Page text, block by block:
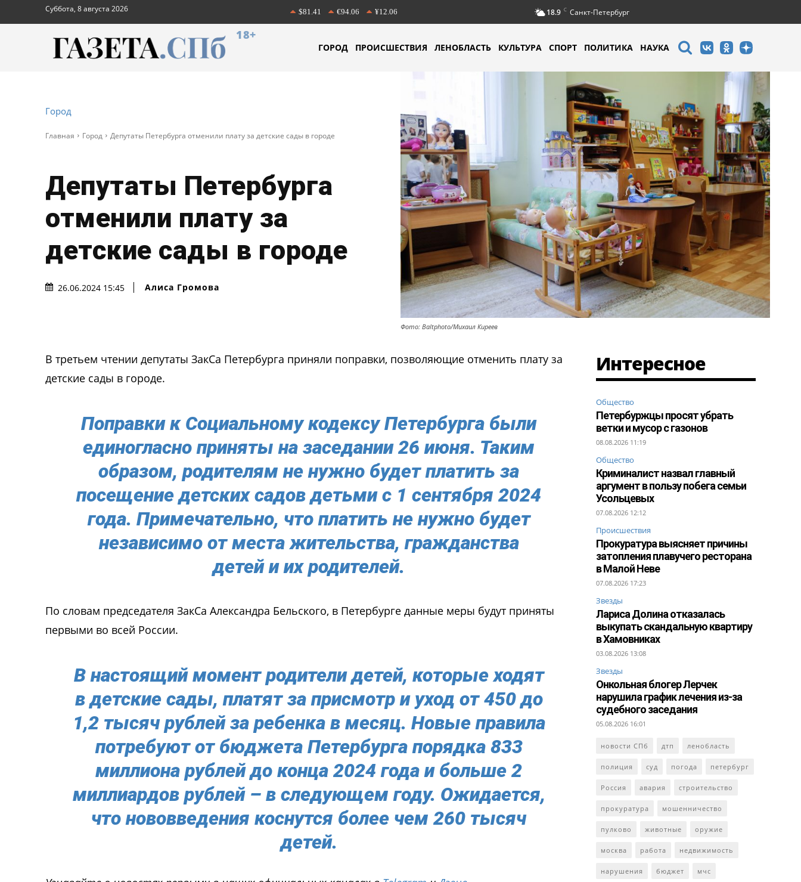
Суббота, 8 августа 2026 $81.41 €94.06 ¥12.06 18.9 C Санкт-Петербург
18+
ГОРОД ПРОИСШЕСТВИЯ ЛЕНОБЛАСТЬ КУЛЬТУРА СПОРТ ПОЛИТИКА НАУКА
Город
Главная Город Депутаты Петербурга отменили плату за детские сады в городе
Депутаты Петербурга
отменили плату за
детские сады в городе
26.06.2024 15:45 Алиса Громова
Фото: Baltphoto/Михаил Киреев
В третьем чтении депутаты ЗакСа Петербурга приняли поправки, позволяющие отменить плату за
детские сады в городе.
Поправки к Социальному кодексу Петербурга были
единогласно приняты на заседании 26 июня. Таким
образом, родителям не нужно будет платить за
посещение детских садов детьми с 1 сентября 2024
года. Примечательно, что платить не нужно будет
независимо от места жительства, гражданства
детей и их родителей.
По словам председателя ЗакСа Александра Бельского, в Петербурге данные меры будут приняты
первыми во всей России.
В настоящий момент родители детей, которые ходят
в детские сады, платят за присмотр и уход от 450 до
1,2 тысяч рублей за ребенка в месяц. Новые правила
потребуют от бюджета Петербурга порядка 833
миллиона рублей до конца 2024 года и больше 2
миллиардов рублей – в следующем году. Ожидается,
что нововведения коснутся более чем 260 тысяч
детей.
Интересное
Общество
Петербуржцы просят убрать
ветки и мусор с газонов
08.08.2026 11:19
Общество
Криминалист назвал главный
аргумент в пользу побега семьи
Усольцевых
07.08.2026 12:12
Происшествия
Прокуратура выясняет причины
затопления плавучего ресторана
в Малой Неве
07.08.2026 17:23
Звезды
Лариса Долина отказалась
выкупать скандальную квартиру
в Хамовниках
03.08.2026 13:08
Звезды
Онкольная блогер Лерчек
нарушила график лечения из-за
судебного заседания
05.08.2026 16:01
новости СПб дтп ленобласть
полиция суд погода петербург
Россия авария строительство
прокуратура мошенничество
пулково животные оружие
москва работа недвижимость
нарушения бюджет мчс